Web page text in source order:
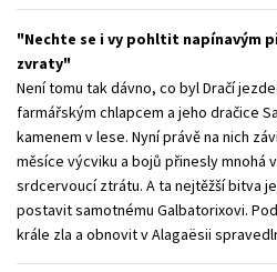
Young adult (SK)
Zahraniční
Všechny
Nechte se i vy pohltit napínavým
zvraty
Není tomu tak dávno, co byl Dračí
farmářským chlapcem a jeho dračice
kamenem v lese. Nyní právě na nich
měsíce výcviku a bojů přinesly mnohá
srdcervoucí ztrátu. A ta nejtěžší bitva
postavit samotnému Galbatorixovi.
krále zla a obnovit v Alagaësii